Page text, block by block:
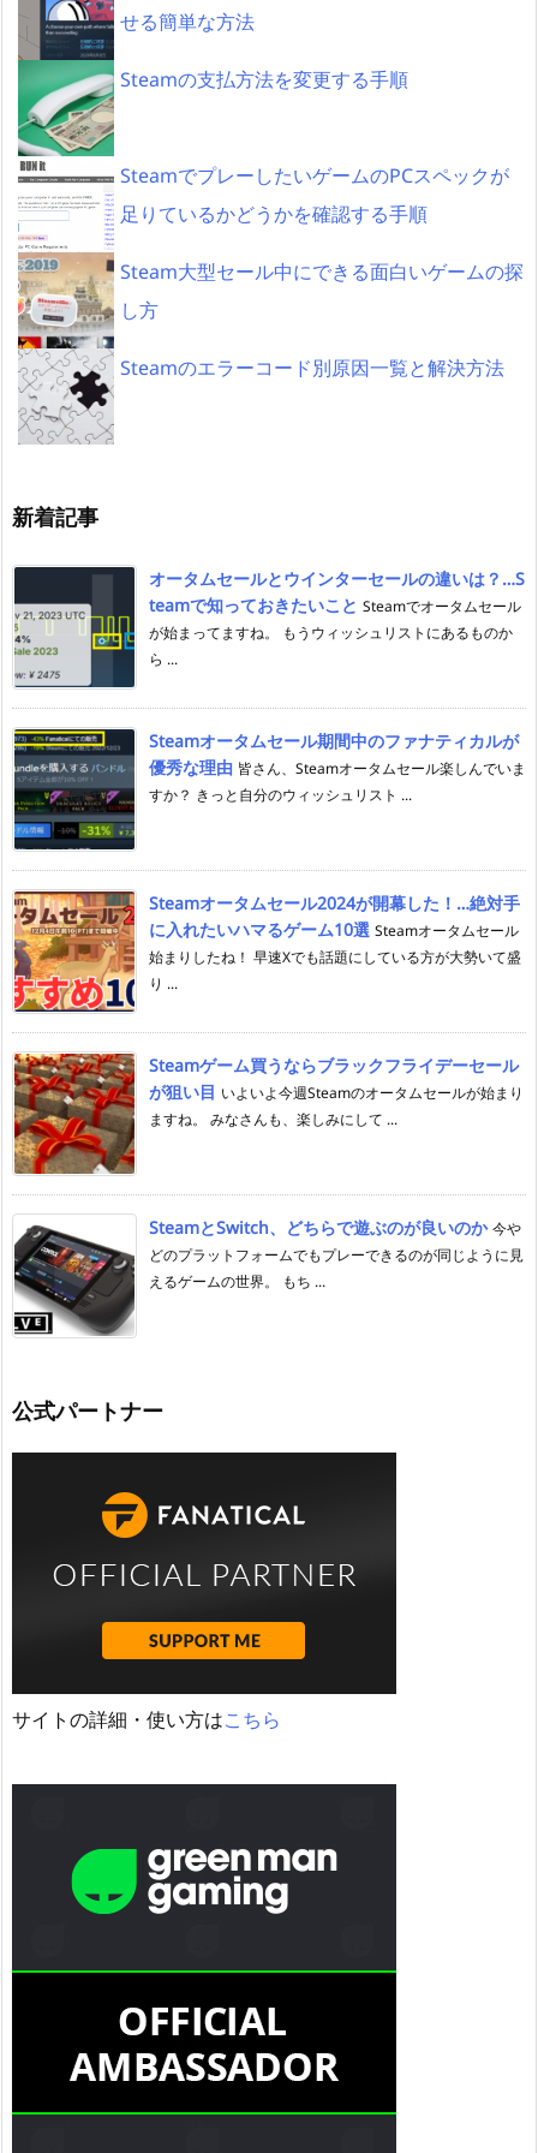
せる簡単な方法
Steamの支払方法を変更する手順
SteamでプレーしたいゲームのPCスペックが
足りているかどうかを確認する手順
Steam大型セール中にできる面白いゲームの探
し方
Steamのエラーコード別原因一覧と解決方法
新着記事
オータムセールとウインターセールの違いは？…S
teamで知っておきたいこと Steamでオータムセール
が始まってますね。 もうウィッシュリストにあるものか
ら ...
Steamオータムセール期間中のファナティカルが
優秀な理由 皆さん、Steamオータムセール楽しんでいま
すか？ きっと自分のウィッシュリスト ...
Steamオータムセール2024が開幕した！…絶対手
に入れたいハマるゲーム10選 Steamオータムセール
始まりしたね！ 早速Xでも話題にしている方が大勢いて盛
り ...
Steamゲーム買うならブラックフライデーセール
が狙い目 いよいよ今週Steamのオータムセールが始まり
ますね。 みなさんも、楽しみにして ...
SteamとSwitch、どちらで遊ぶのが良いのか 今や
どのプラットフォームでもプレーできるのが同じように見
えるゲームの世界。 もち ...
公式パートナー
サイトの詳細・使い方はこちら